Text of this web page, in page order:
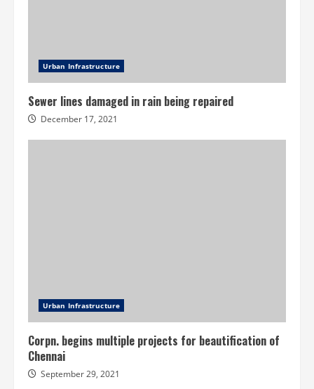
Urban Infrastructure
Sewer lines damaged in rain being repaired
December 17, 2021
Urban Infrastructure
Corpn. begins multiple projects for beautification of
Chennai
September 29, 2021